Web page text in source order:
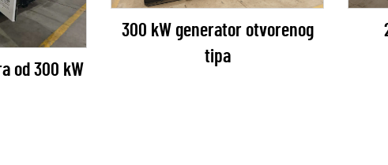
od 300 kW
300 kW generator otvorenog
tipa